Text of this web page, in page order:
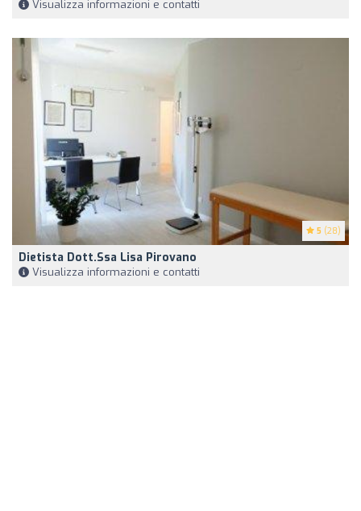
Visualizza informazioni e contatti
5 (28)
Dietista Dott.ssa Lisa Pirovano
Visualizza informazioni e contatti